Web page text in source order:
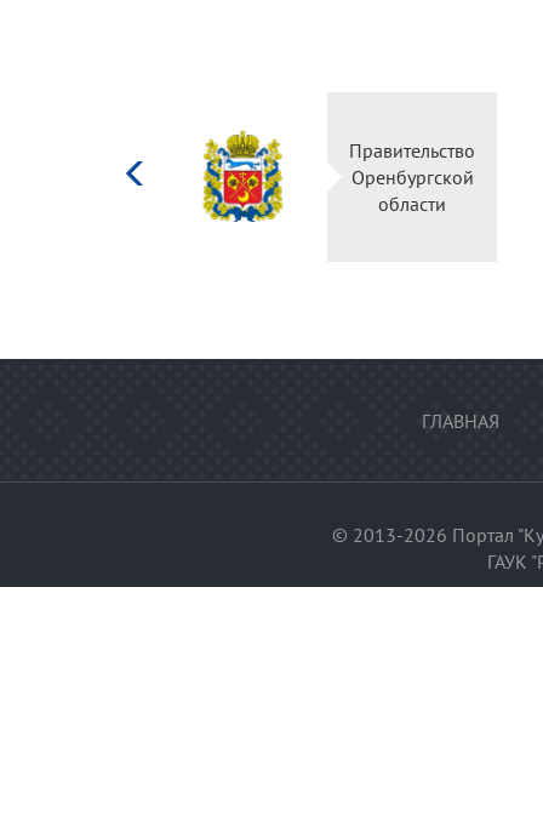
Министерство
культуры
Российской
федерации
ГЛАВНАЯ
© 2013-2026 Портал
ГАУК